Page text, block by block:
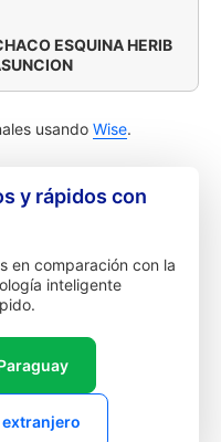
ESQUINA HERIB
usando Wise.
y rápidos con
en comparación con la
inteligente